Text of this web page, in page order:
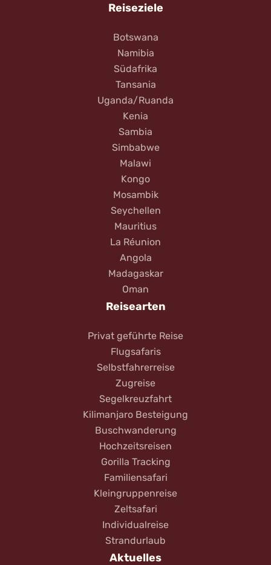
Reiseziele
Botswana
Namibia
Südafrika
Tansania
Uganda/Ruanda
Kenia
Sambia
Simbabwe
Malawi
Kongo
Mosambik
Seychellen
Mauritius
La Réunion
Angola
Madagaskar
Oman
Reisearten
Privat geführte Reise
Flugsafaris
Selbstfahrerreise
Zugreise
Segelkreuzfahrt
Kilimanjaro Besteigung
Buschwanderung
Hochzeitsreisen
Gorilla Tracking
Familiensafari
Kleingruppenreise
Zeltsafari
Individualreise
Strandurlaub
Aktuelles